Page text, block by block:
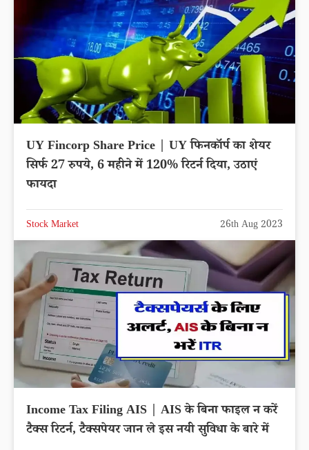
UY Fincorp Share Price | UY फिनकॉर्प का शेयर
सिर्फ 27 रुपये, 6 महीने में 120% रिटर्न दिया, उठाएं
फायदा
Stock Market 26th Aug 2023
Income Tax Filing AIS | AIS के बिना फाइल न करें
टैक्स रिटर्न, टैक्सपेयर जान ले इस नयी सुविधा के बारे में